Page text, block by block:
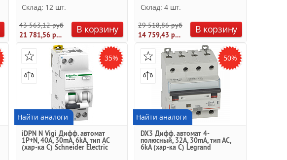
Склад: 12 шт.
43 563,12 руб.
21 781,56 руб.
В корзину
Склад: 4 шт.
29 518,86 руб.
14 759,43 руб.
В корзину
35%
Найти аналоги
iDPN N Vigi Дифф. автомат
1P+N, 40A, 30mA, 6kA, тип AС
(хар-ка C) Schneider Electric
50%
Найти аналоги
DX3 Дифф. автомат 4-
полюсный, 32A, 30mA, тип АC,
6kA (хар-ка C) Legrand